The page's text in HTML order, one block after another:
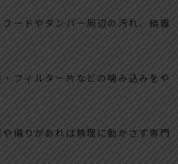
フードやダンパー周辺の汚れ、結露
・フィルター片などの噛み込みをや
や偏りがあれば無理に動かさず専門